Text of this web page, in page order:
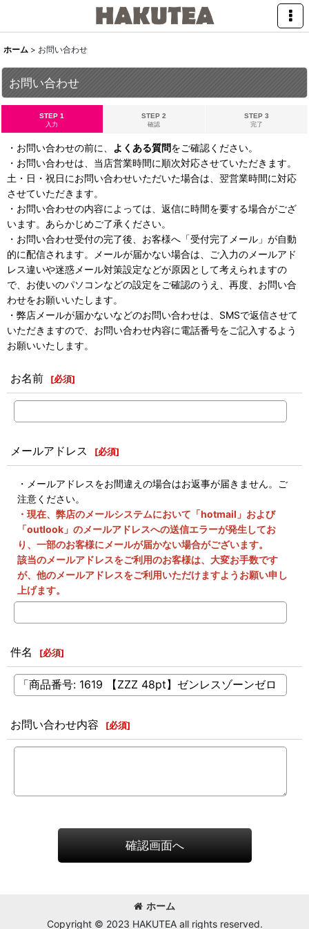
ホーム > お問い合わせ
お問い合わせ
STEP 1
入力
STEP 2
確認
STEP 3
完了
・お問い合わせの前に、 よくある質問をご確認ください。
・お問い合わせは、当店営業時間に順次対応させていただきます。
土・日・祝日にお問い合わせいただいた場合は、翌営業時間に対応
させていただきます。
・お問い合わせの内容によっては、返信に時間を要する場合がござ
います。あらかじめご了承ください。
・お問い合わせ受付の完了後、お客様へ「受付完了メール」が自動
的に配信されます。メールが届かない場合は、ご入力のメールアド
レス違いや迷惑メール対策設定などが原因として考えられますの
で、お使いのパソコンなどの設定をご確認のうえ、再度、お問い合
わせをお願いいたします。
・弊店メールが届かないなどのお問い合わせは、SMSで返信させて
いただきますので、お問い合わせ内容に電話番号をご記入するよう
お願いいたします。
お名前 [必須]
メールアドレス [必須]
・メールアドレスをお間違えの場合はお返事が届きません。ご
注意ください。
・現在、弊店のメールシステムにおいて「hotmail」および
「outlook」のメールアドレスへの送信エラーが発生してお
り、一部のお客様にメールが届かない場合がございます。
該当のメールアドレスをご利用のお客様は、大変お手数です
が、他のメールアドレスをご利用いただけますようお願い申し
上げます。
件名 [必須]
お問い合わせ内容 [必須]
確認画面へ
ホーム
Copyright © 2023 HAKUTEA all rights reserved.